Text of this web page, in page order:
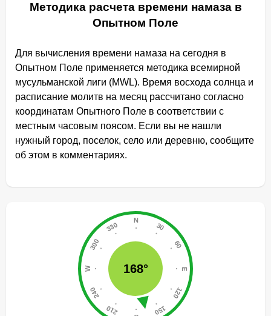
Методика расчета времени намаза в
Опытном Поле
Для вычисления времени намаза на сегодня в
Опытном Поле применяется методика всемирной
мусульманской лиги (MWL). Время восхода солнца и
расписание молитв на месяц рассчитано согласно
координатам Опытного Поле в соответствии с
местным часовым поясом. Если вы не нашли
нужный город, поселок, село или деревню, сообщите
об этом в комментариях.
168°